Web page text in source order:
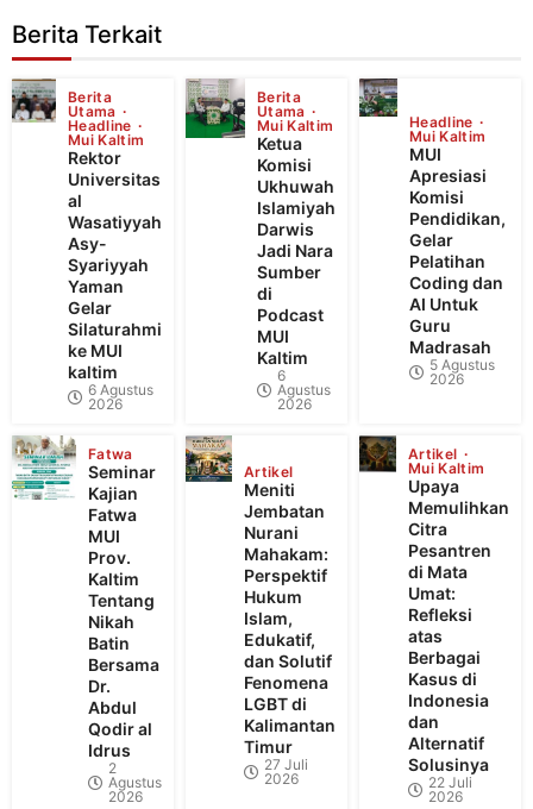
Berita Terkait
Berita
Utama
Headline
Mui Kaltim
Rektor
Universitas
al
Wasatiyyah
Asy-
Syariyyah
Yaman
Gelar
Silaturahmi
ke MUI
kaltim
6 Agustus
2026
Berita
Utama
Mui Kaltim
Ketua
Komisi
Ukhuwah
Islamiyah
Darwis
Jadi Nara
Sumber
di
Podcast
MUI
Kaltim
6
Agustus
2026
Headline
Mui Kaltim
MUI
Apresiasi
Komisi
Pendidikan,
Gelar
Pelatihan
Coding dan
AI Untuk
Guru
Madrasah
5 Agustus
2026
Fatwa
Seminar
Kajian
Fatwa
MUI
Prov.
Kaltim
Tentang
Nikah
Batin
Bersama
Dr.
Abdul
Qodir al
Idrus
2
Agustus
2026
Artikel
Meniti
Jembatan
Nurani
Mahakam:
Perspektif
Hukum
Islam,
Edukatif,
dan Solutif
Fenomena
LGBT di
Kalimantan
Timur
27 Juli
2026
Artikel
Mui Kaltim
Upaya
Memulihkan
Citra
Pesantren
di Mata
Umat:
Refleksi
atas
Berbagai
Kasus di
Indonesia
dan
Alternatif
Solusinya
22 Juli
2026